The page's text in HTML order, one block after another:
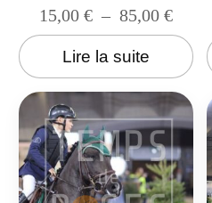
15,00 € – 85,00 €
Lire la suite